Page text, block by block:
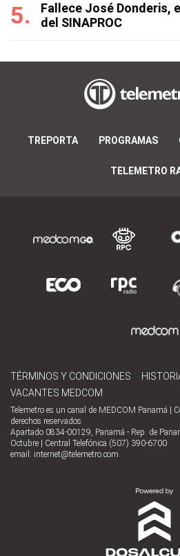
Fallece José Donderis,
del SINAPROC
TREPORTA PROGRAMAS
TELEMETRO
TÉRMINOS Y CONDICIONES
VACANTES MEDCOM
Telemetro es un canal de MEDCOM Panamá |
derechos reservados.
Apartado 0834-00129, Panamá - Rep. de
Octubre | Central Telefónica (507) 390-6700
email: internet@telemetro.com